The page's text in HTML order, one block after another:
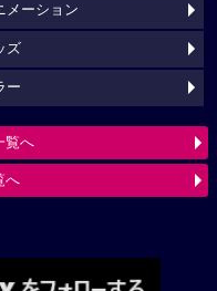
メーション
ズ
ー
覧へ
へ